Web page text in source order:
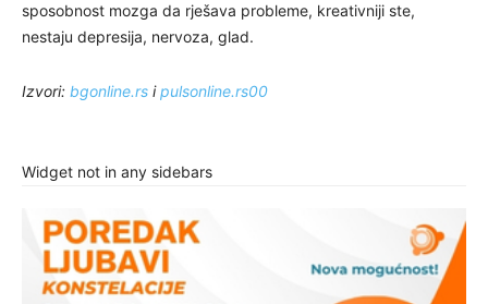
sposobnost mozga da rješava probleme, kreativniji ste,
nestaju depresija, nervoza, glad.
Izvori: bgonline.rs ipulsonline.rs00
Widget not in any sidebars